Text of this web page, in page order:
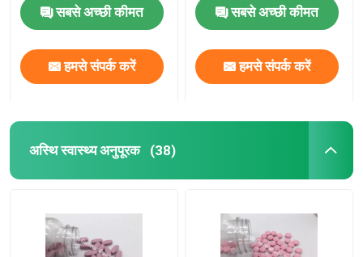
सबसे अच्छी कीमत
हमसे संपर्क करें
सबसे अच्छी कीमत
हमसे संपर्क करें
अस्थि स्वास्थ्य अनुपूरक (38)